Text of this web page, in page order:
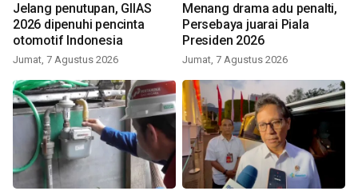
Jelang penutupan, GIIAS
2026 dipenuhi pencinta
otomotif Indonesia
Jumat, 7 Agustus 2026
Menang drama adu penalti,
Persebaya juarai Piala
Presiden 2026
Jumat, 7 Agustus 2026